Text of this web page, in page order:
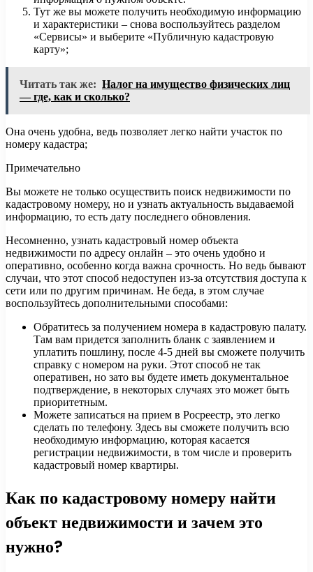
Тут же вы можете получить необходимую информацию
и характеристики – снова воспользуйтесь разделом
«Сервисы» и выберите «Публичную кадастровую
карту»;
Читать так же: Налог на имущество физических лиц
— где, как и сколько?
Она очень удобна, ведь позволяет легко найти участок по
номеру кадастра;
Примечательно
Вы можете не только осуществить поиск недвижимости по
кадастровому номеру, но и узнать актуальность выдаваемой
информацию, то есть дату последнего обновления.
Несомненно, узнать кадастровый номер объекта
недвижимости по адресу онлайн – это очень удобно и
оперативно, особенно когда важна срочность. Но ведь бывают
случаи, что этот способ недоступен из-за отсутствия доступа к
сети или по другим причинам. Не беда, в этом случае
воспользуйтесь дополнительными способами:
Обратитесь за получением номера в кадастровую палату.
Там вам придется заполнить бланк с заявлением и
уплатить пошлину, после 4-5 дней вы сможете получить
справку с номером на руки. Этот способ не так
оперативен, но зато вы будете иметь документальное
подтверждение, в некоторых случаях это может быть
приоритетным.
Можете записаться на прием в Росреестр, это легко
сделать по телефону. Здесь вы сможете получить всю
необходимую информацию, которая касается
регистрации недвижимости, в том числе и проверить
кадастровый номер квартиры.
Как по кадастровому номеру найти
объект недвижимости и зачем это
нужно?